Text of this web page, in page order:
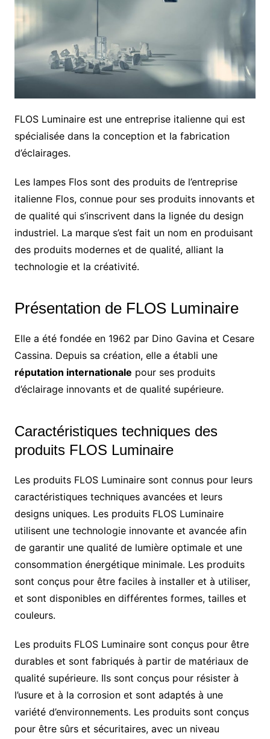
FLOS Luminaire est une entreprise italienne qui est
spécialisée dans la conception et la fabrication
d’éclairages.
Les lampes Flos sont des produits de l’entreprise
italienne Flos, connue pour ses produits innovants et
de qualité qui s’inscrivent dans la lignée du design
industriel. La marque s’est fait un nom en produisant
des produits modernes et de qualité, alliant la
technologie et la créativité.
Présentation de FLOS Luminaire
Elle a été fondée en 1962 par Dino Gavina et Cesare
Cassina. Depuis sa création, elle a établi une
réputation internationale pour ses produits
d’éclairage innovants et de qualité supérieure.
Caractéristiques techniques des
produits FLOS Luminaire
Les produits FLOS Luminaire sont connus pour leurs
caractéristiques techniques avancées et leurs
designs uniques. Les produits FLOS Luminaire
utilisent une technologie innovante et avancée afin
de garantir une qualité de lumière optimale et une
consommation énergétique minimale. Les produits
sont conçus pour être faciles à installer et à utiliser,
et sont disponibles en différentes formes, tailles et
couleurs.
Les produits FLOS Luminaire sont conçus pour être
durables et sont fabriqués à partir de matériaux de
qualité supérieure. Ils sont conçus pour résister à
l’usure et à la corrosion et sont adaptés à une
variété d’environnements. Les produits sont conçus
pour être sûrs et sécuritaires, avec un niveau